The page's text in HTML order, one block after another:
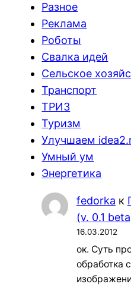
Разное
Реклама
Роботы
Свалка идей
Сельское
Транспорт
ТРИЗ
Туризм
Улучшаем
Умный ум
Энергетика
fedorka к
(v. 0.1
16.03.2012
ок. Суть
обработка